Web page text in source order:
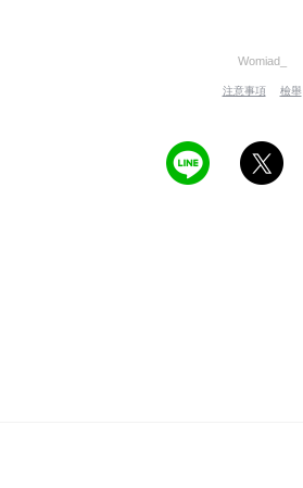
Womiad_
注意事項 檢舉